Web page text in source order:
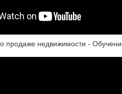
продаже недвижимости -